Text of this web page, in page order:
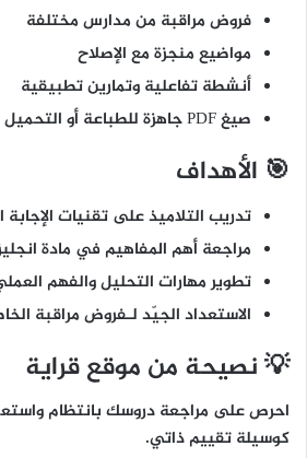
فروض مراقبة من مدارس مختلفة
مواضيع منجزة مع الإصلاح
أنشطة تفاعلية وتمارين تطبيقية
صيغ PDF جاهزة للطباعة أو التحميل
🎯 الأهداف
تدريب التلاميذ على تقنيات الإجابة
مراجعة أهم المفاهيم في مادة
تطوير مهارات التحليل والفهم
الاستعداد الجيّد لـفروض مراقبة
💡 نصيحة من موقع قراية
احرص على مراجعة دروسك بانتظام
كوسيلة تقييم ذاتي.